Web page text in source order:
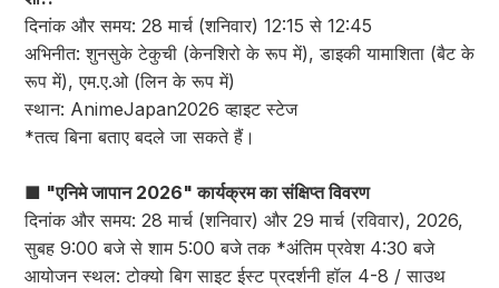
दिनांक और समय: 28 मार्च (शनिवार) 12:15 से 12:45
अभिनीत: शुनसुके टेकुची (केनशिरो के रूप में), डाइकी यामाशिता (बैट के
रूप में), एम.ए.ओ (लिन के रूप में)
स्थान: AnimeJapan2026 व्हाइट स्टेज
*तत्व बिना बताए बदले जा सकते हैं।
■ "एनिमे जापान 2026" कार्यक्रम का संक्षिप्त विवरण
दिनांक और समय: 28 मार्च (शनिवार) और 29 मार्च (रविवार), 2026,
सुबह 9:00 बजे से शाम 5:00 बजे तक *अंतिम प्रवेश 4:30 बजे
आयोजन स्थल: टोक्यो बिग साइट ईस्ट प्रदर्शनी हॉल 4-8 / साउथ